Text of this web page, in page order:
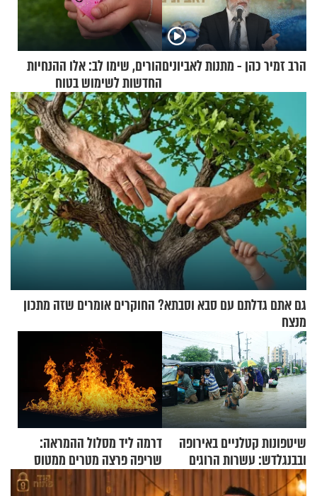
הרב זמיר כהן - מתנות לאביוניםהורים, שימו לב: אלו ההנחיות
החדשות לשימוש בטוח
בסקווישי לאחר מקרי אשפוז
גם אתם גדלתם עם סבא וסבתא? החוקרים אומרים שזה מתכון
מנצח
שיטפונות קטלניים באירופה
ובבנגלדש: עשרות הרוגים
ומיליון נפגעים
דרמה ליד מסלול ההמראה:
שריפה פרצה מטרים ממטוס
מלא בנוסעים